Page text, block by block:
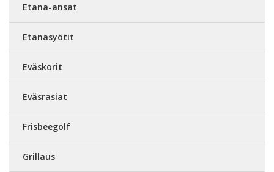
Etana-ansat
Etanasyötit
Eväskorit
Eväsrasiat
Frisbeegolf
Grillaus